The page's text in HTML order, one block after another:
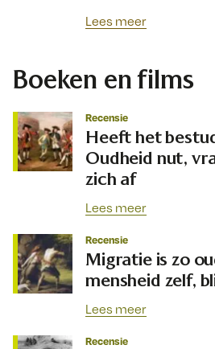
Lees meer
Boeken en films
Recensie
Heeft het
Oudheid nut,
zich af
Lees meer
Recensie
Migratie is zo
mensheid zelf,
Lees meer
Recensie